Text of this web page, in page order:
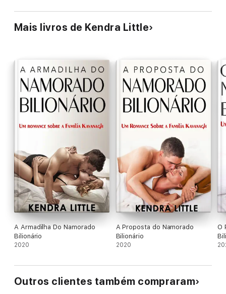
familiar salga a la luz.
Pero Ash no resulta ser tan simpático cuando descubre lo que
Mais livros de Kendra Little
A Armadilha Do Namorado
Bilionário
2020
A Proposta do Namorado
Bilionário
2020
O
Outros clientes também compraram